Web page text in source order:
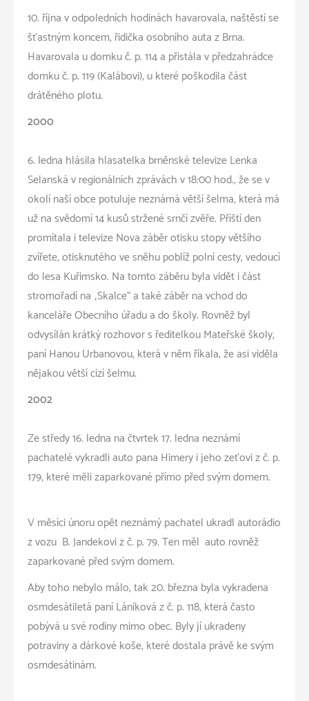
10. října v odpoledních hodinách havarovala, naštěstí se
šťastným koncem, řidička osobního auta z Brna.
Havarovala u domku č. p. 114 a přistála v předzahrádce
domku č. p. 119 (Kalábovi), u které poškodila část
drátěného plotu.
2000
6. ledna hlásila hlasatelka brněnské televize Lenka
Selanská v regionálních zprávách v 18:00 hod., že se v
okolí naší obce potuluje neznámá větší šelma, která má
už na svědomí 14 kusů stržené srnčí zvěře. Příští den
promítala i televize Nova záběr otisku stopy většího
zvířete, otisknutého ve sněhu poblíž polní cesty, vedoucí
do lesa Kuřimsko. Na tomto záběru byla vidět i část
stromořadí na „Skalce“ a také záběr na vchod do
kanceláře Obecního úřadu a do školy. Rovněž byl
odvysílán krátký rozhovor s ředitelkou Mateřské školy,
paní Hanou Urbanovou, která v něm říkala, že asi viděla
nějakou větší cizí šelmu.
2002
Ze středy 16. ledna na čtvrtek 17. ledna neznámí
pachatelé vykradli auto pana Himery i jeho zeťovi z č. p.
179, které měli zaparkované přímo před svým domem.
V měsíci únoru opět neznámý pachatel ukradl autorádio
z vozu B. Jandekovi z č. p. 79. Ten měl auto rovněž
zaparkované před svým domem.
Aby toho nebylo málo, tak 20. března byla vykradena
osmdesátiletá paní Láníková z č. p. 118, která často
pobývá u své rodiny mimo obec. Byly jí ukradeny
potraviny a dárkové koše, které dostala právě ke svým
osmdesátinám.